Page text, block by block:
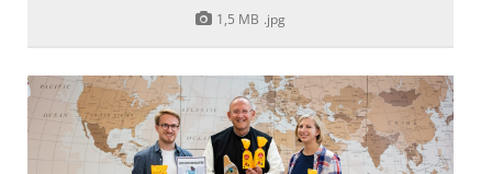
1,5 MB .jpg